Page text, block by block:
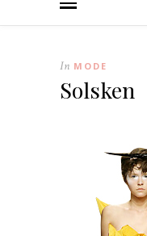
In MODE
Solsken